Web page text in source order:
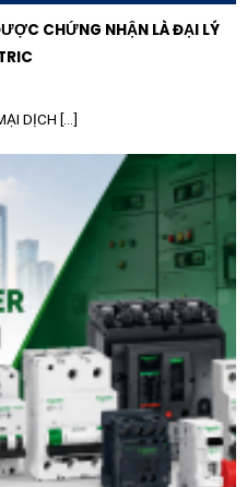
CHỨNG NHẬN LÀ ĐẠI LÝ
DỊCH [...]